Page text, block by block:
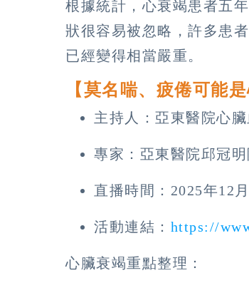
根據統計，心衰竭患者五
狀很容易被忽略，許多患
已經變得相當嚴重。
【莫名喘、疲倦可能
主持人：亞東醫院心
專家：亞東醫院邱冠
直播時間：2025年12
活動連結： https://
心臟衰竭重點整理：